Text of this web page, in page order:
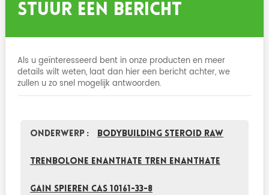
Stuur Een Bericht
Als u geïnteresseerd bent in onze producten en meer
details wilt weten, laat dan hier een bericht achter, we
zullen u zo snel mogelijk antwoorden.
Onderwerp : Bodybuilding Steroid Raw
Trenbolone Enanthate tren enanthate
gain spieren CAS 10161-33-8